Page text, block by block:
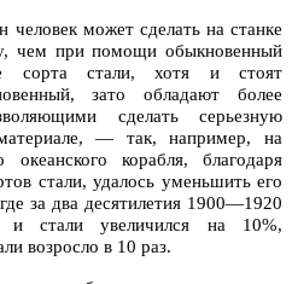
человек может сделать на станке
чем при помощи обыкновенный
сорта стали, хотя и стоят
зато обладают более
сделать серьезную
— так, например, на
корабля, благодаря
стали, удалось уменьшить его
за два десятилетия 1900—1920
и стали увеличился на 10%,
возросло в 10 раз.